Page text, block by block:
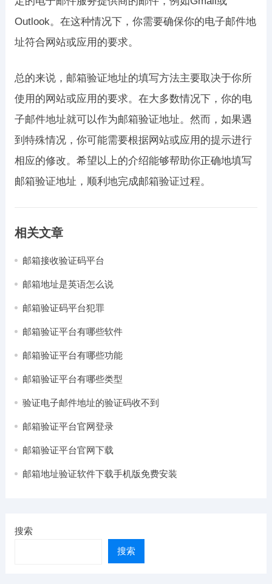
Outlook。在这种情况下，你需要确保你的电子邮件地
址符合网站或应用的要求。
总的来说，邮箱验证地址的填写方法主要取决于你所
使用的网站或应用的要求。在大多数情况下，你的电
子邮件地址就可以作为邮箱验证地址。然而，如果遇
到特殊情况，你可能需要根据网站或应用的提示进行
相应的修改。希望以上的介绍能够帮助你正确地填写
邮箱验证地址，顺利地完成邮箱验证过程。
相关文章
邮箱接收验证码平台
邮箱地址是英语怎么说
邮箱验证码平台犯罪
邮箱验证平台有哪些软件
邮箱验证平台有哪些功能
邮箱验证平台有哪些类型
验证电子邮件地址的验证码收不到
邮箱验证平台官网登录
邮箱验证平台官网下载
邮箱地址验证软件下载手机版免费安装
搜索
搜索